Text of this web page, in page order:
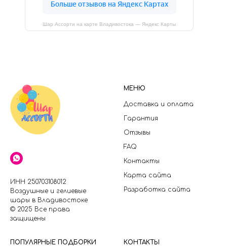
Шар Ассорти на карте Владивостока — Яндекс Карты
ИНН 250703108012
Воздушные и гелиевые
шары в Владивостоке
© 2025 Все права
защищены
МЕНЮ
Доставка и оплата
Гарантия
Отзывы
FAQ
Контакты
Карта сайта
Разработка сайта
ПОПУЛЯРНЫЕ ПОДБОРКИ КОНТАКТЫ